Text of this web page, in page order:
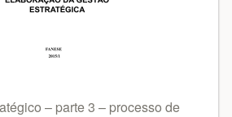
– parte 3 – processo de